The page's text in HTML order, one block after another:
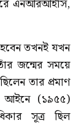
এনআরআইসি,
হবেন তখনই যখন
জন্মের সময়ে
তার প্রমাণ
আইনে (১৯৫৫)
সূত্র ছিল